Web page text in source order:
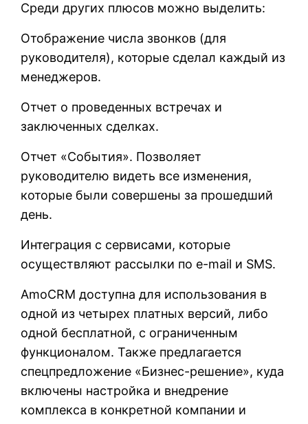
Среди других плюсов можно выделить:
Отображение числа звонков (для
руководителя), которые сделал каждый из
менеджеров.
Отчет о проведенных встречах и
заключенных сделках.
Отчет «События». Позволяет
руководителю видеть все изменения,
которые были совершены за прошедший
день.
Интеграция с сервисами, которые
осуществляют рассылки по e-mail и SMS.
AmoCRM доступна для использования в
одной из четырех платных версий, либо
одной бесплатной, с ограниченным
функционалом. Также предлагается
спецпредложение «Бизнес-решение», куда
включены настройка и внедрение
комплекса в конкретной компании и